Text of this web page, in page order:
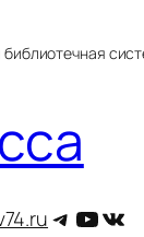
Telegram